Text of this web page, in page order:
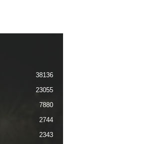
38136
23055
7880
2744
2343